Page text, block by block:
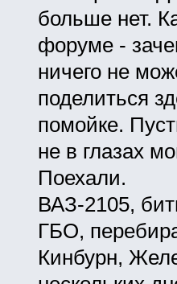
больше нет.
форуме -
ничего не
поделиться
помойке.
не в глазах
Поехали.
ВАЗ-2105,
ГБО,
Кинбурн,